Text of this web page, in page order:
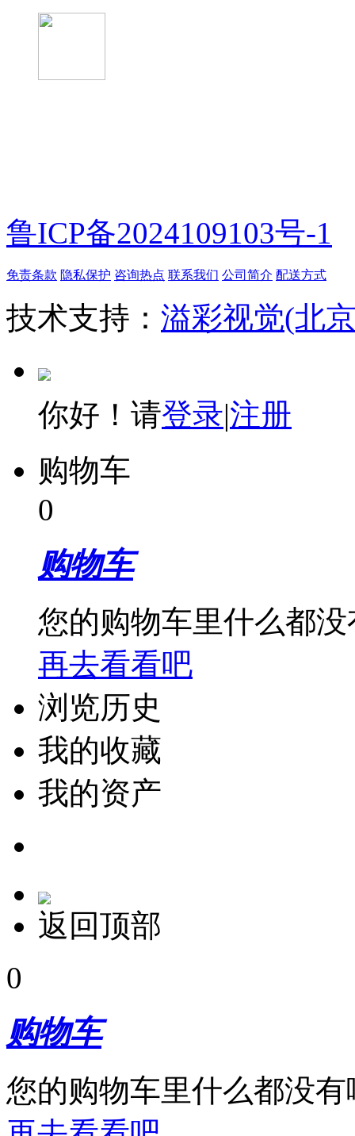
鲁ICP备2024109103号-1
免责条款 隐私保护 咨询热点 联系我们 公司简介 配送方式
技术支持： 溢彩视觉(北
你好！请登录|注册
购物车
0
购物车
您的购物车里什么都没
再去看看吧
浏览历史
我的收藏
我的资产
返回顶部
0
购物车
您的购物车里什么都没有